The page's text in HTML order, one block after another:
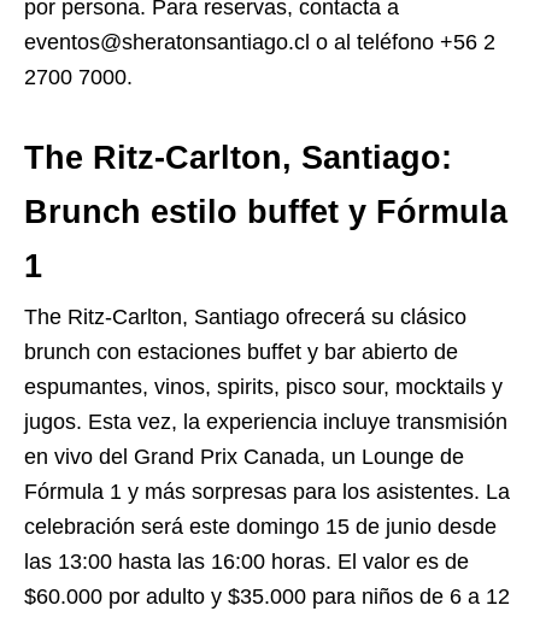
por persona. Para reservas, contacta a
eventos@sheratonsantiago.cl o al teléfono +56 2
2700 7000.
The Ritz-Carlton, Santiago:
Brunch estilo buffet y Fórmula
1
The Ritz-Carlton, Santiago ofrecerá su clásico
brunch con estaciones buffet y bar abierto de
espumantes, vinos, spirits, pisco sour, mocktails y
jugos. Esta vez, la experiencia incluye transmisión
en vivo del Grand Prix Canada, un Lounge de
Fórmula 1 y más sorpresas para los asistentes. La
celebración será este domingo 15 de junio desde
las 13:00 hasta las 16:00 horas. El valor es de
$60.000 por adulto y $35.000 para niños de 6 a 12